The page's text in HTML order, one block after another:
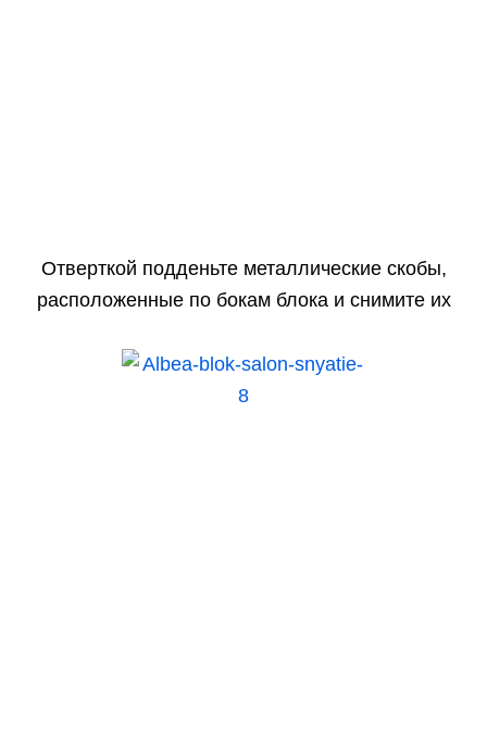
Отверткой подденьте металлические скобы,
расположенные по бокам блока и снимите их